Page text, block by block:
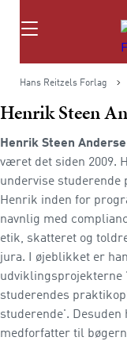
Søg
Hans Reitzels Forlag
Henrik Steen
Henrik Steen
været det siden 2009.
undervise
Henrik inden for
navnlig med
etik, skatteret og
jura. I øjeblikket er
udviklingsprojekterne
studerendes
studerende'.
medforfatter til